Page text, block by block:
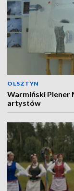
OLSZTYN
Warmiński Plener
artystów